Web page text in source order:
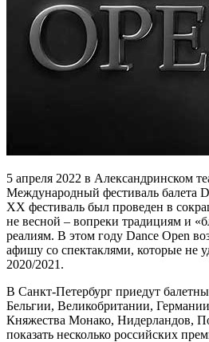
5 апреля 2022 в Александринском
Международный фестиваль балета
ХХ фестиваль был проведен в
не весной – вопреки традициям и
реалиям. В этом году Dance Open
афишу со спектаклями, которые не
2020/2021.
В Санкт-Петербург приедут
Бельгии, Великобритании,
Княжества Монако, Нидерландов,
показать несколько российских